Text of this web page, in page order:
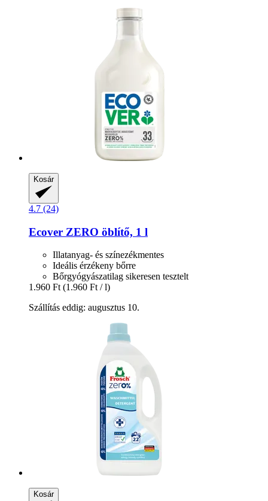
Kosár
4.7 (24)
Ecover ZERO öblítő, 1 l
Illatanyag- és színezékmentes
Ideális érzékeny bőrre
Bőrgyógyászatilag sikeresen tesztelt
1.960 Ft (1.960 Ft / l)
Szállítás eddig: augusztus 10.
Kosár